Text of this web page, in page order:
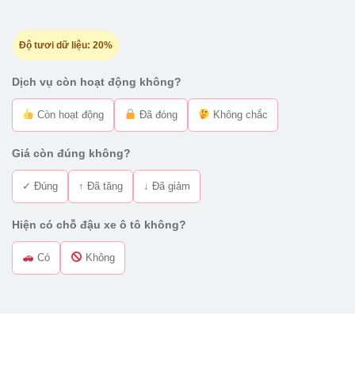
Độ tươi dữ liệu: 20%
Dịch vụ còn hoạt động không?
Còn hoạt động Đã đóng Không chắc
Giá còn đúng không?
✓ Đúng ↑ Đã tăng ↓ Đã giảm
Hiện có chỗ đậu xe ô tô không?
Có Không